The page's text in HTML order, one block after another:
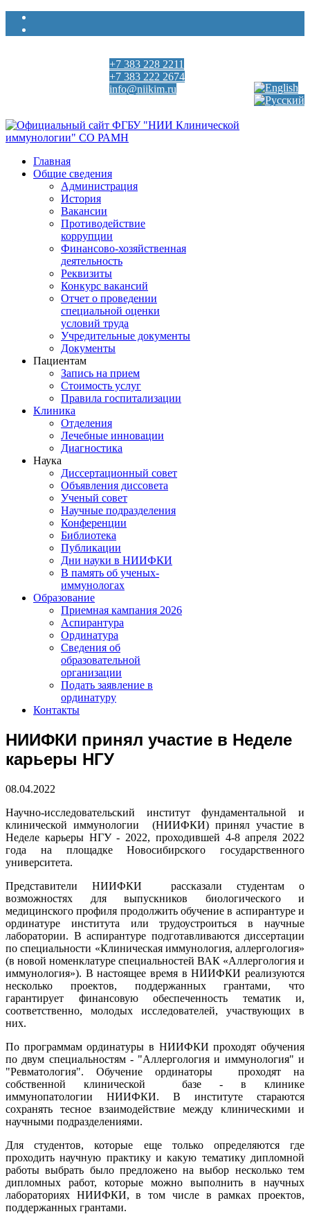
+7 383 228 2211
+7 383 222 2674
info@niikim.ru
Главная
Общие сведения
Администрация
История
Вакансии
Противодействие
коррупции
Финансово-хозяйственная
деятельность
Реквизиты
Конкурс вакансий
Отчет о проведении
специальной оценки
условий труда
Учредительные документы
Документы
Пациентам
Запись на прием
Стоимость услуг
Правила госпитализации
Клиника
Отделения
Лечебные инновации
Диагностика
Наука
Диссертационный совет
Объявления диссовета
Ученый совет
Научные подразделения
Конференции
Библиотека
Публикации
Дни науки в НИИФКИ
В память об ученых-
иммунологах
Образование
Приемная кампания 2026
Аспирантура
Ординатура
Сведения об
образовательной
организации
Подать заявление в
ординатуру
Контакты
НИИФКИ принял участие в Неделе
карьеры НГУ
08.04.2022
Научно-исследовательский институт фундаментальной и
клинической иммунологии (НИИФКИ) принял участие в
Неделе карьеры НГУ - 2022, проходившей 4-8 апреля 2022
года на площадке Новосибирского государственного
университета.
Представители НИИФКИ рассказали студентам о
возможностях для выпускников биологического и
медицинского профиля продолжить обучение в аспирантуре и
ординатуре института или трудоустроиться в научные
лаборатории. В аспирантуре подготавливаются диссертации
по специальности «Клиническая иммунология, аллергология»
(в новой номенклатуре специальностей ВАК «Аллергология и
иммунология»). В настоящее время в НИИФКИ реализуются
несколько проектов, поддержанных грантами, что
гарантирует финансовую обеспеченность тематик и,
соответственно, молодых исследователей, участвующих в
них.
По программам ординатуры в НИИФКИ проходят обучения
по двум специальностям - "Аллергология и иммунология" и
"Ревматология". Обучение ординаторы проходят на
собственной клинической базе - в клинике
иммунопатологии НИИФКИ. В институте стараются
сохранять тесное взаимодействие между клиническими и
научными подразделениями.
Для студентов, которые еще только определяются где
проходить научную практику и какую тематику дипломной
работы выбрать было предложено на выбор несколько тем
дипломных работ, которые можно выполнить в научных
лабораториях НИИФКИ, в том числе в рамках проектов,
поддержанных грантами.